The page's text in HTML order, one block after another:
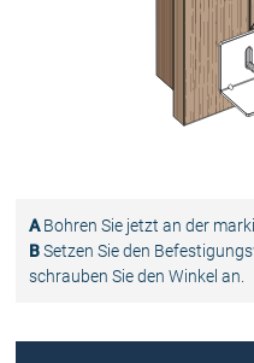
ABohren Sie jetzt an der
BSetzen Sie den
schrauben Sie den Winkel an.